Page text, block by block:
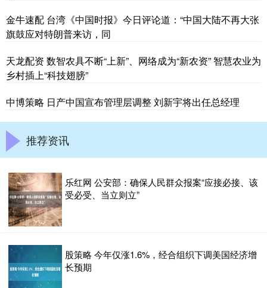
金牛速配 台湾《中国时报》今日评论道：“中国大陆不再大张
旗鼓应对特朗普来访，同
天龙配资 数智农具不断“上新”、网络成为“新农资” 智慧农业为
乡村插上“科技翅膀”
中博策略 日产中国宣布管理层调整 刘新宇将出任总经理
推荐资讯
乐红网 公安部：确保人民群众报案“应接必接、该
受必受、当立则立”
股策略 今年仅涨1.6%，经合组织下调美国经济增
长预期